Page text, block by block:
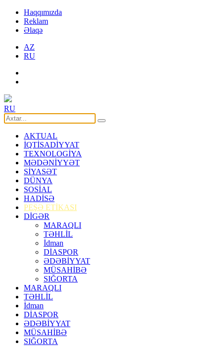
Haqqımızda
Reklam
Əlaqə
AZ
RU
RU
AKTUAL
İQTİSADİYYAT
TEXNOLOGİYA
MƏDƏNİYYƏT
SİYASƏT
DÜNYA
SOSİAL
HADİSƏ
PEŞƏ ETİKASI
DİGƏR
MARAQLI
TƏHLİL
İdman
DİASPOR
ƏDƏBİYYAT
MÜSAHİBƏ
SIĞORTA
MARAQLI
TƏHLİL
İdman
DİASPOR
ƏDƏBİYYAT
MÜSAHİBƏ
SIĞORTA